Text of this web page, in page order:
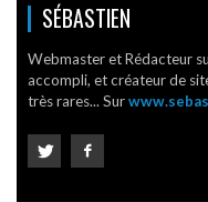
SÉBASTIEN
Webmaster et Rédacteur
accompli, et créateur de
très rares... Sur